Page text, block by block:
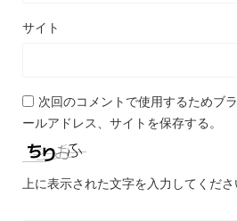
サイト
次回のコメントで使用するためブ
ールアドレス、サイトを保存する。
上に表示された文字を入力してくださ